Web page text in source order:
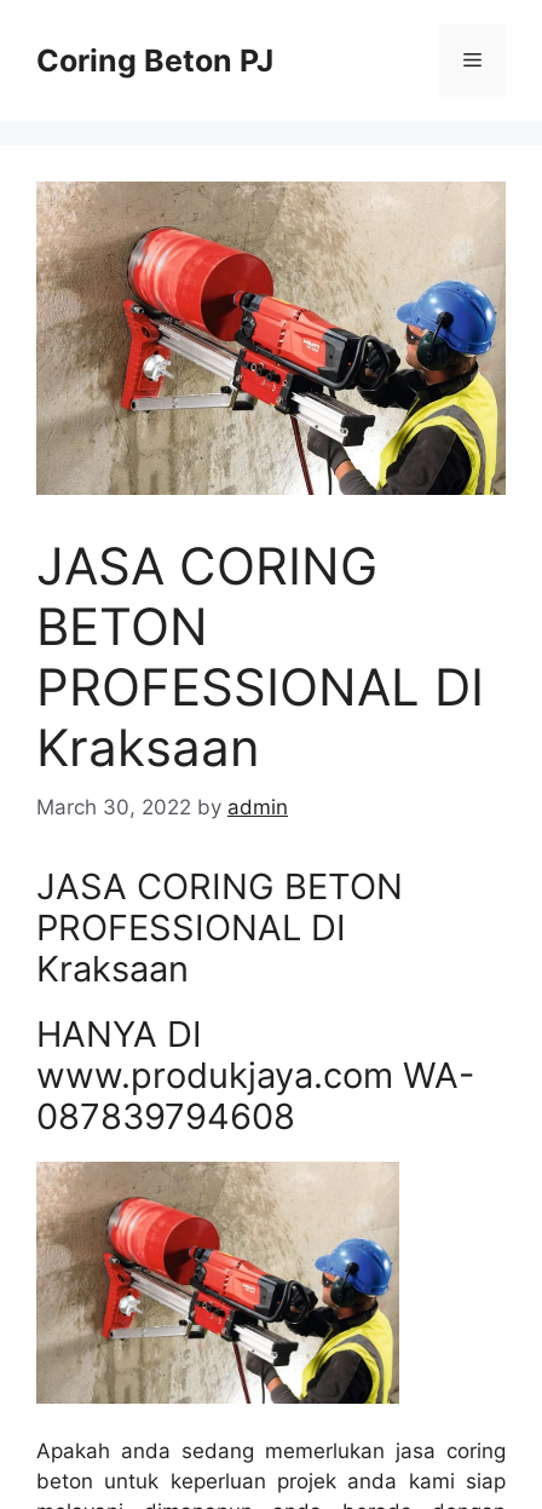
contentCoring Beton PJ Menu
JASA CORING
BETON
PROFESSIONAL DI
Kraksaan
March 30, 2022 by admin
JASA CORING BETON
PROFESSIONAL DI
Kraksaan
HANYA DI
www.produkjaya.com WA-
087839794608
Apakah anda sedang memerlukan jasa coring
beton untuk keperluan projek anda kami siap